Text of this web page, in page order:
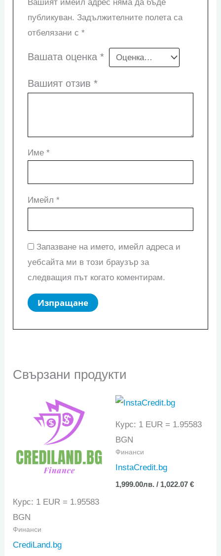
Вашият имейл адрес няма да бъде
публикуван. Задължителните полета са
отбелязани с *
Вашата оценка *
Вашият отзив *
Име *
Имейл *
Запазване на името, имейл адреса и
уебсайта ми в този браузър за
следващия път когато коментирам.
Свързани продукти
Курс: 1 EUR = 1.95583
BGN
Финанси
CrediLand.bg
Курс: 1 EUR = 1.95583
BGN
Финанси
InstaCredit.bg
1,999.00лв. / 1,022.07 €